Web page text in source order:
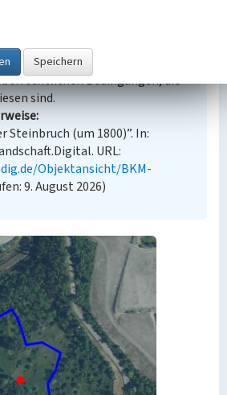
Hinweis
Inhalt steht unter der freien
(Namensnennung). Die
unterliegen möglicherweise
Bedingungen, die
sind.
Steinbruch (um 1800)”. In:
URL:
Objektansicht/BKM-
9. August 2026)